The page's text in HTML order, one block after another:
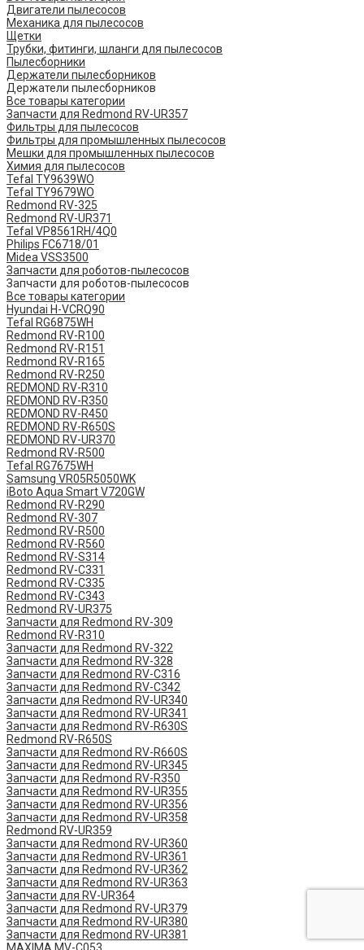
Двигатели пылесосов
Механика для пылесосов
Щетки
Трубки, фитинги, шланги для пылесосов
Пылесборники
Держатели пылесборников
Держатели пылесборников
Все товары категории
Запчасти для Redmond RV-UR357
Фильтры для пылесосов
Фильтры для промышленных пылесосов
Мешки для промышленных пылесосов
Химия для пылесосов
Tefal TY9639WO
Tefal TY9679WO
Redmond RV-325
Redmond RV-UR371
Tefal VP8561RH/4Q0
Philips FC6718/01
Midea VSS3500
Запчасти для роботов-пылесосов
Запчасти для роботов-пылесосов
Все товары категории
Hyundai H-VCRQ90
Tefal RG6875WH
Redmond RV-R100
Redmond RV-R151
Redmond RV-R165
Redmond RV-R250
REDMOND RV-R310
REDMOND RV-R350
REDMOND RV-R450
REDMOND RV-R650S
REDMOND RV-UR370
Redmond RV-R500
Tefal RG7675WH
Samsung VR05R5050WK
iBoto Aqua Smart V720GW
Redmond RV-R290
Redmond RV-307
Redmond RV-R500
Redmond RV-R560
Redmond RV-S314
Redmond RV-C331
Redmond RV-C335
Redmond RV-C343
Redmond RV-UR375
Запчасти для Redmond RV-309
Redmond RV-R310
Запчасти для Redmond RV-322
Запчасти для Redmond RV-328
Запчасти для Redmond RV-C316
Запчасти для Redmond RV-C342
Запчасти для Redmond RV-UR340
Запчасти для Redmond RV-UR341
Запчасти для Redmond RV-R630S
Redmond RV-R650S
Запчасти для Redmond RV-R660S
Запчасти для Redmond RV-UR345
Запчасти для Redmond RV-R350
Запчасти для Redmond RV-UR355
Запчасти для Redmond RV-UR356
Запчасти для Redmond RV-UR358
Redmond RV-UR359
Запчасти для Redmond RV-UR360
Запчасти для Redmond RV-UR361
Запчасти для Redmond RV-UR362
Запчасти для Redmond RV-UR363
Запчасти для RV-UR364
Запчасти для Redmond RV-UR379
Запчасти для Redmond RV-UR380
Запчасти для Redmond RV-UR381